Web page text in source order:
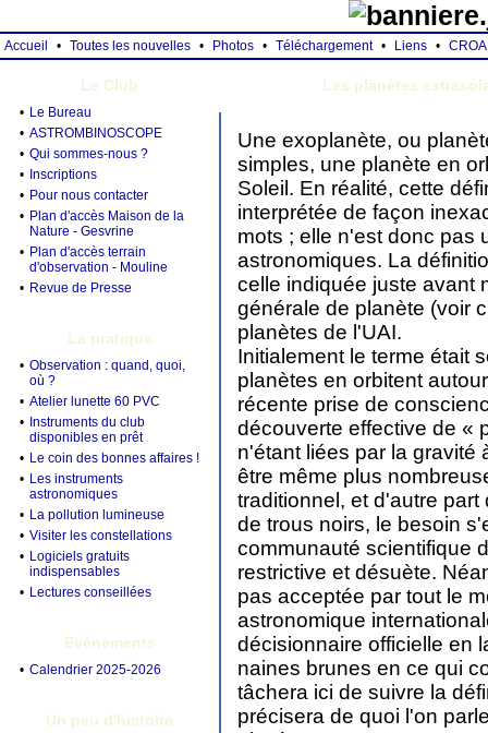
Accueil • Toutes les nouvelles • Photos • Téléchargement • Liens • CROA
Le Club
• Le Bureau
• ASTROMBINOSCOPE
• Qui sommes-nous ?
•
Inscriptions
• Pour nous contacter
• Plan d'accès Maison de la
Nature - Gesvrine
• Plan d'accès terrain
d'observation - Mouline
• Revue de Presse
La pratique
• Observation : quand, quoi,
où ?
• Atelier lunette 60 PVC
•
Instruments du club
disponibles en prêt
• Le coin des bonnes affaires !
• Les instruments
astronomiques
• La pollution lumineuse
• Visiter les constellations
• Logiciels gratuits
indispensables
• Lectures conseillées
Evènements
• Calendrier 2025-2026
Un peu d'histoire
Les planètes
Une exoplanète, ou
simples, une planète en
Soleil. En réalité, cette
interprétée de façon
mots ; elle n'est donc pas
astronomiques. La
celle indiquée juste avant
générale de planète (voir
planètes de l'UAI.
Initialement le terme était
planètes en orbitent
récente prise de
découverte effective de «
n'étant liées par la gravité
être même plus
traditionnel, et d'autre
de trous noirs, le besoin
communauté scientifique
restrictive et désuète.
pas acceptée par tout le
astronomique
décisionnaire officielle en
naines brunes en ce qui
tâchera ici de suivre la
précisera de quoi l'on